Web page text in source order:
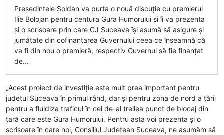
Președintele Șoldan va purta o nouă discuție cu premierul
Ilie Bolojan pentru centura Gura Humorului și îi va prezenta
și o scrisoare prin care CJ Suceava își asumă să asigure și
jumătate din cofinanțarea Guvernului ceea ce înseamnă că
va fi din nou o premieră, respectiv Guvernul să fie finanțat
de...
„Acest proiect de investiție este mult prea important pentru
județul Suceava în primul rând, dar și pentru zona de nord a țării
pentru a fluidiza traficul în cel de-al treilea punct de blocaj din
țară care este Gura Humorului. Pentru asta voi prezenta și o
scrisoare în care noi, Consiliul Județean Suceava, ne asumăm să